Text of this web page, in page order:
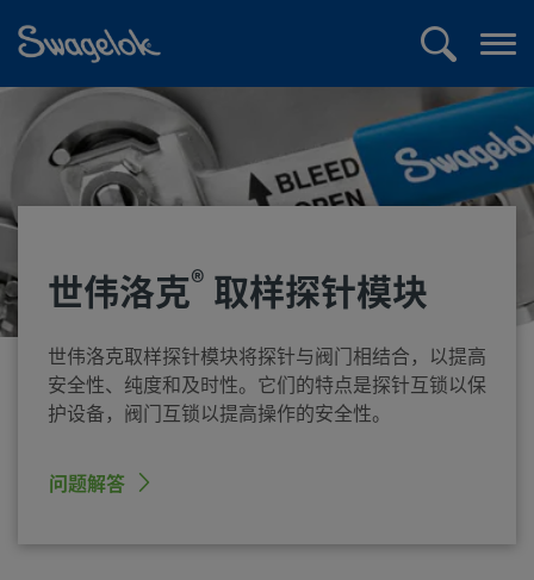
索
开
菜
单
世伟洛克® 取样探针模块
世伟洛克取样探针模块将探针与阀门相结合，以提高
安全性、纯度和及时性。它们的特点是探针互锁以保
护设备，阀门互锁以提高操作的安全性。
问题解答